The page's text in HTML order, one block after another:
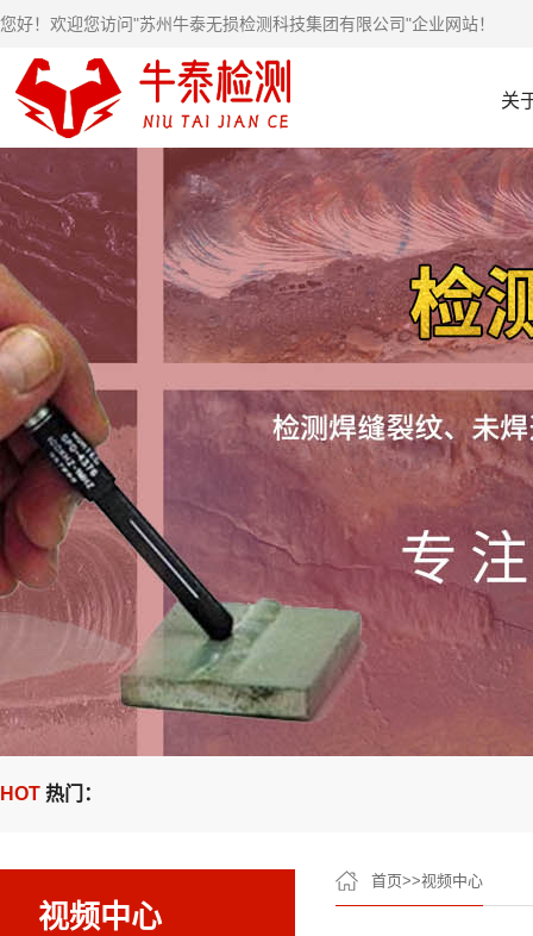
您好！欢迎您访问"苏州牛泰无损检测科技集团有限公司"企业网站！
关
HOT 热门：
视频中心
首页>>视频中心